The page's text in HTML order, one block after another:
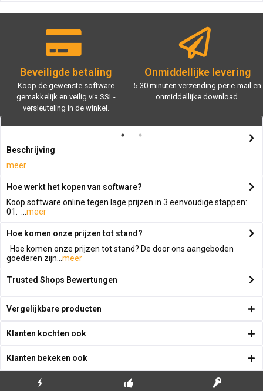
Beveiligde betaling
Koop de gewenste software
gemakkelijk en veilig via SSL-
versleuteling in de winkel.
Onmiddellijke levering
5-30 minuten verzending per e-mail en
onmiddellijke download.
Beschrijving
meer
Hoe werkt het kopen van software?
Koop software online tegen lage prijzen in 3 eenvoudige stappen:
01. ... meer
Hoe komen onze prijzen tot stand?
Hoe komen onze prijzen tot stand? De door ons aangeboden
goederen zijn... meer
Trusted Shops Bewertungen
Vergelijkbare producten
Klanten kochten ook
Klanten bekeken ook